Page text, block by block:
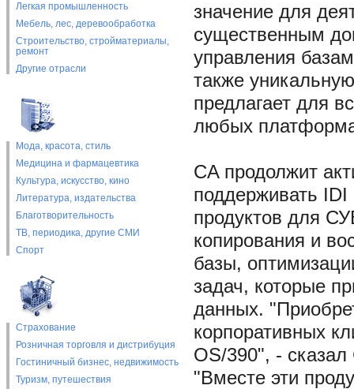
Легкая промышленность
Мебель, лес, деревообработка
Строительство, стройматериалы,
ремонт
Другие отрасли
Мода, красота, стиль
Медицина и фармацевтика
Культура, искусство, кино
Литература, издательства
Благотворительность
ТВ, периодика, другие СМИ
Спорт
Страхование
Розничная торговля и дистрибуция
Гостиничный бизнес, недвижимость
Туризм, путешествия
значение для
существенным
управления
также
предлагает для
любых
CA продолжит
поддерживать IDI
продуктов для
копирования и
базы,
задач, которые
данных.
корпоративных
OS/390", -
"Вместе эти